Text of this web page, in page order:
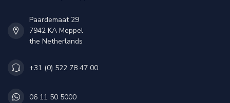
Paardemaat 29
7942 KA Meppel
the Netherlands
+31 (0) 522 78 47 00
06 11 50 5000